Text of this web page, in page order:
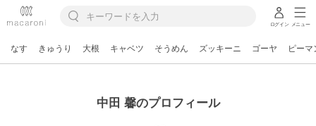
ログイン メニュー
なす きゅうり 大根 キャベツ そうめん ズッキーニ ゴーヤ ピーマ
中田 馨のプロフィール